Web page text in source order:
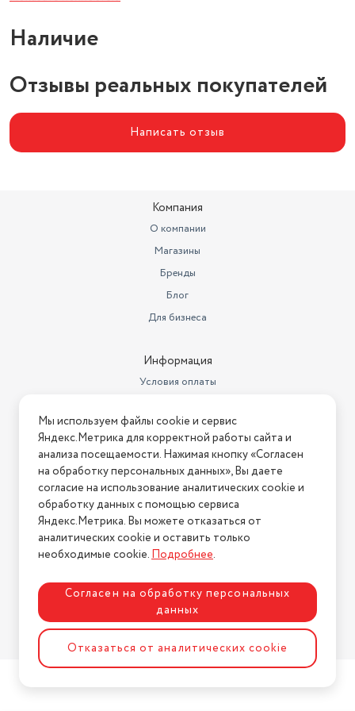
MP3-проигрыватель
есть
Наличие
Отзывы реальных покупателей
Написать отзыв
Компания
О компании
Магазины
Бренды
Блог
Для бизнеса
Информация
Условия оплаты
Условия возврата
Нашли ошибку на сайте? Напишите нам
2026 © Интернет-магазин "АстМаркет". У нас есть всё!
Политика конфиденциальности
Разработка сайтаASTDESIGN
Мы используем файлы cookie и сервис
Яндекс.Метрика для корректной работы сайта и
анализа посещаемости. Нажимая кнопку «Согласен
на обработку персональных данных», Вы даете
согласие на использование аналитических cookie и
обработку данных с помощью сервиса
Яндекс.Метрика. Вы можете отказаться от
аналитических cookie и оставить только
необходимые cookie.Подробнее.
Согласен на обработку персональных
данных
Отказаться от аналитических cookie